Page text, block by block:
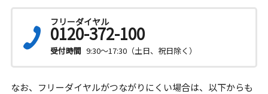
フリーダイヤル
0120-372-100
受付時間 9:30～17:30（土日、祝日除く）
なお、フリーダイヤルがつながりにくい場合は、以下からも